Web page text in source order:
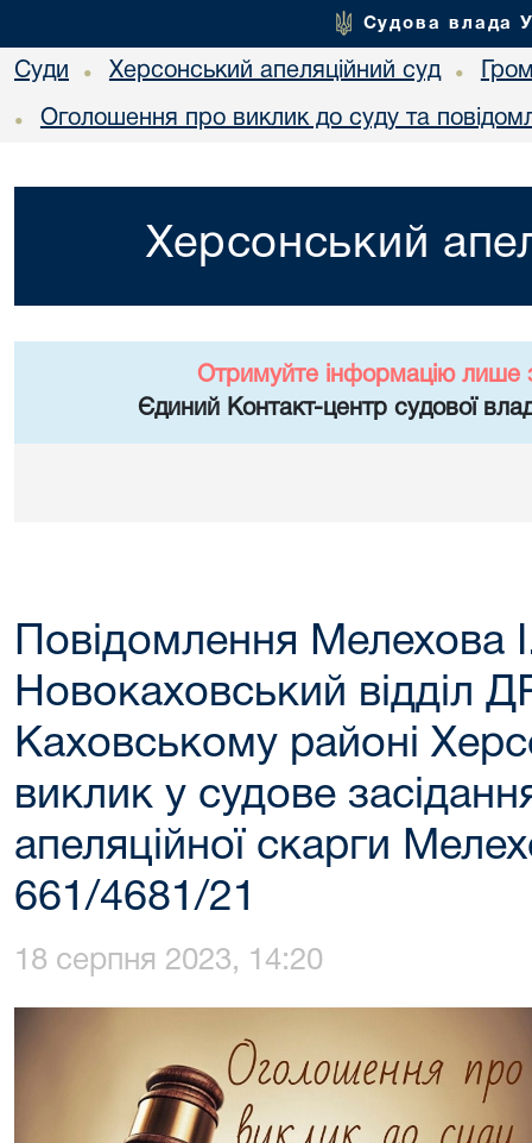
Судова влада
Суди • Херсонський апеляційний суд •
• Оголошення про виклик до суду та
Херсонський
Отримуйте інформацію лише
Єдиний Контакт-центр судової
Повідомлення Мелехова
Новокаховський відділ
Каховському районі
виклик у судове
апеляційної скарги
661/4681/21
18 серпня 2023, 14:20